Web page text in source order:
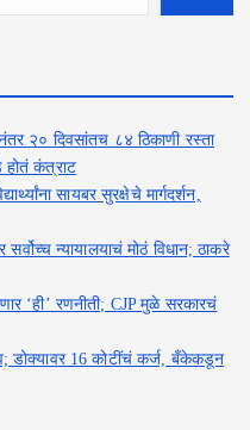
२० दिवसांतच ८४ ठिकाणी रस्ता
होतं कंत्राट
सायबर सुरक्षेचे मार्गदर्शन,
सर्वोच्च न्यायालयाचं मोठं विधान; ठाकरे
‘ही’ रणनीती; CJP मुळे सरकारचं
डोक्यावर 16 कोटींचं कर्ज, बँकेकडून